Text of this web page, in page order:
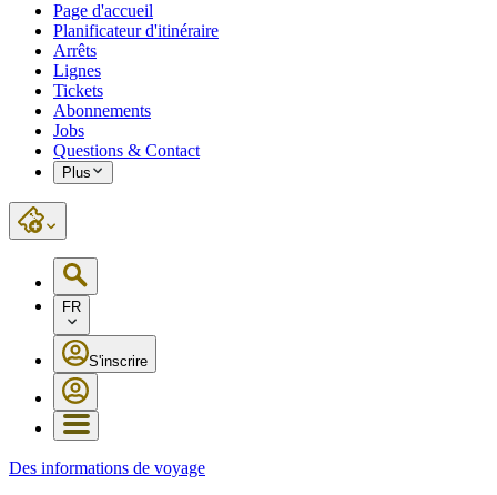
Page d'accueil
Planificateur d'itinéraire
Arrêts
Lignes
Tickets
Abonnements
Jobs
Questions & Contact
Plus
FR
S'inscrire
Des informations de voyage